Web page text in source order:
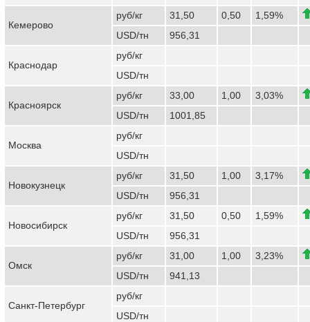
Кемерово
руб/кг 31,50 0,50
1,59%
USD/тн
956,31
Краснодар
руб/кг
USD/тн
Красноярск
руб/кг 33,00 1,00
3,03%
USD/тн
1001,85
Москва
руб/кг
USD/тн
Новокузнецк
руб/кг 31,50 1,00
3,17%
USD/тн
956,31
Новосибирск
руб/кг 31,50 0,50
1,59%
USD/тн
956,31
Омск
руб/кг 31,00 1,00
3,23%
USD/тн
941,13
Санкт-Петербург
руб/кг
USD/тн